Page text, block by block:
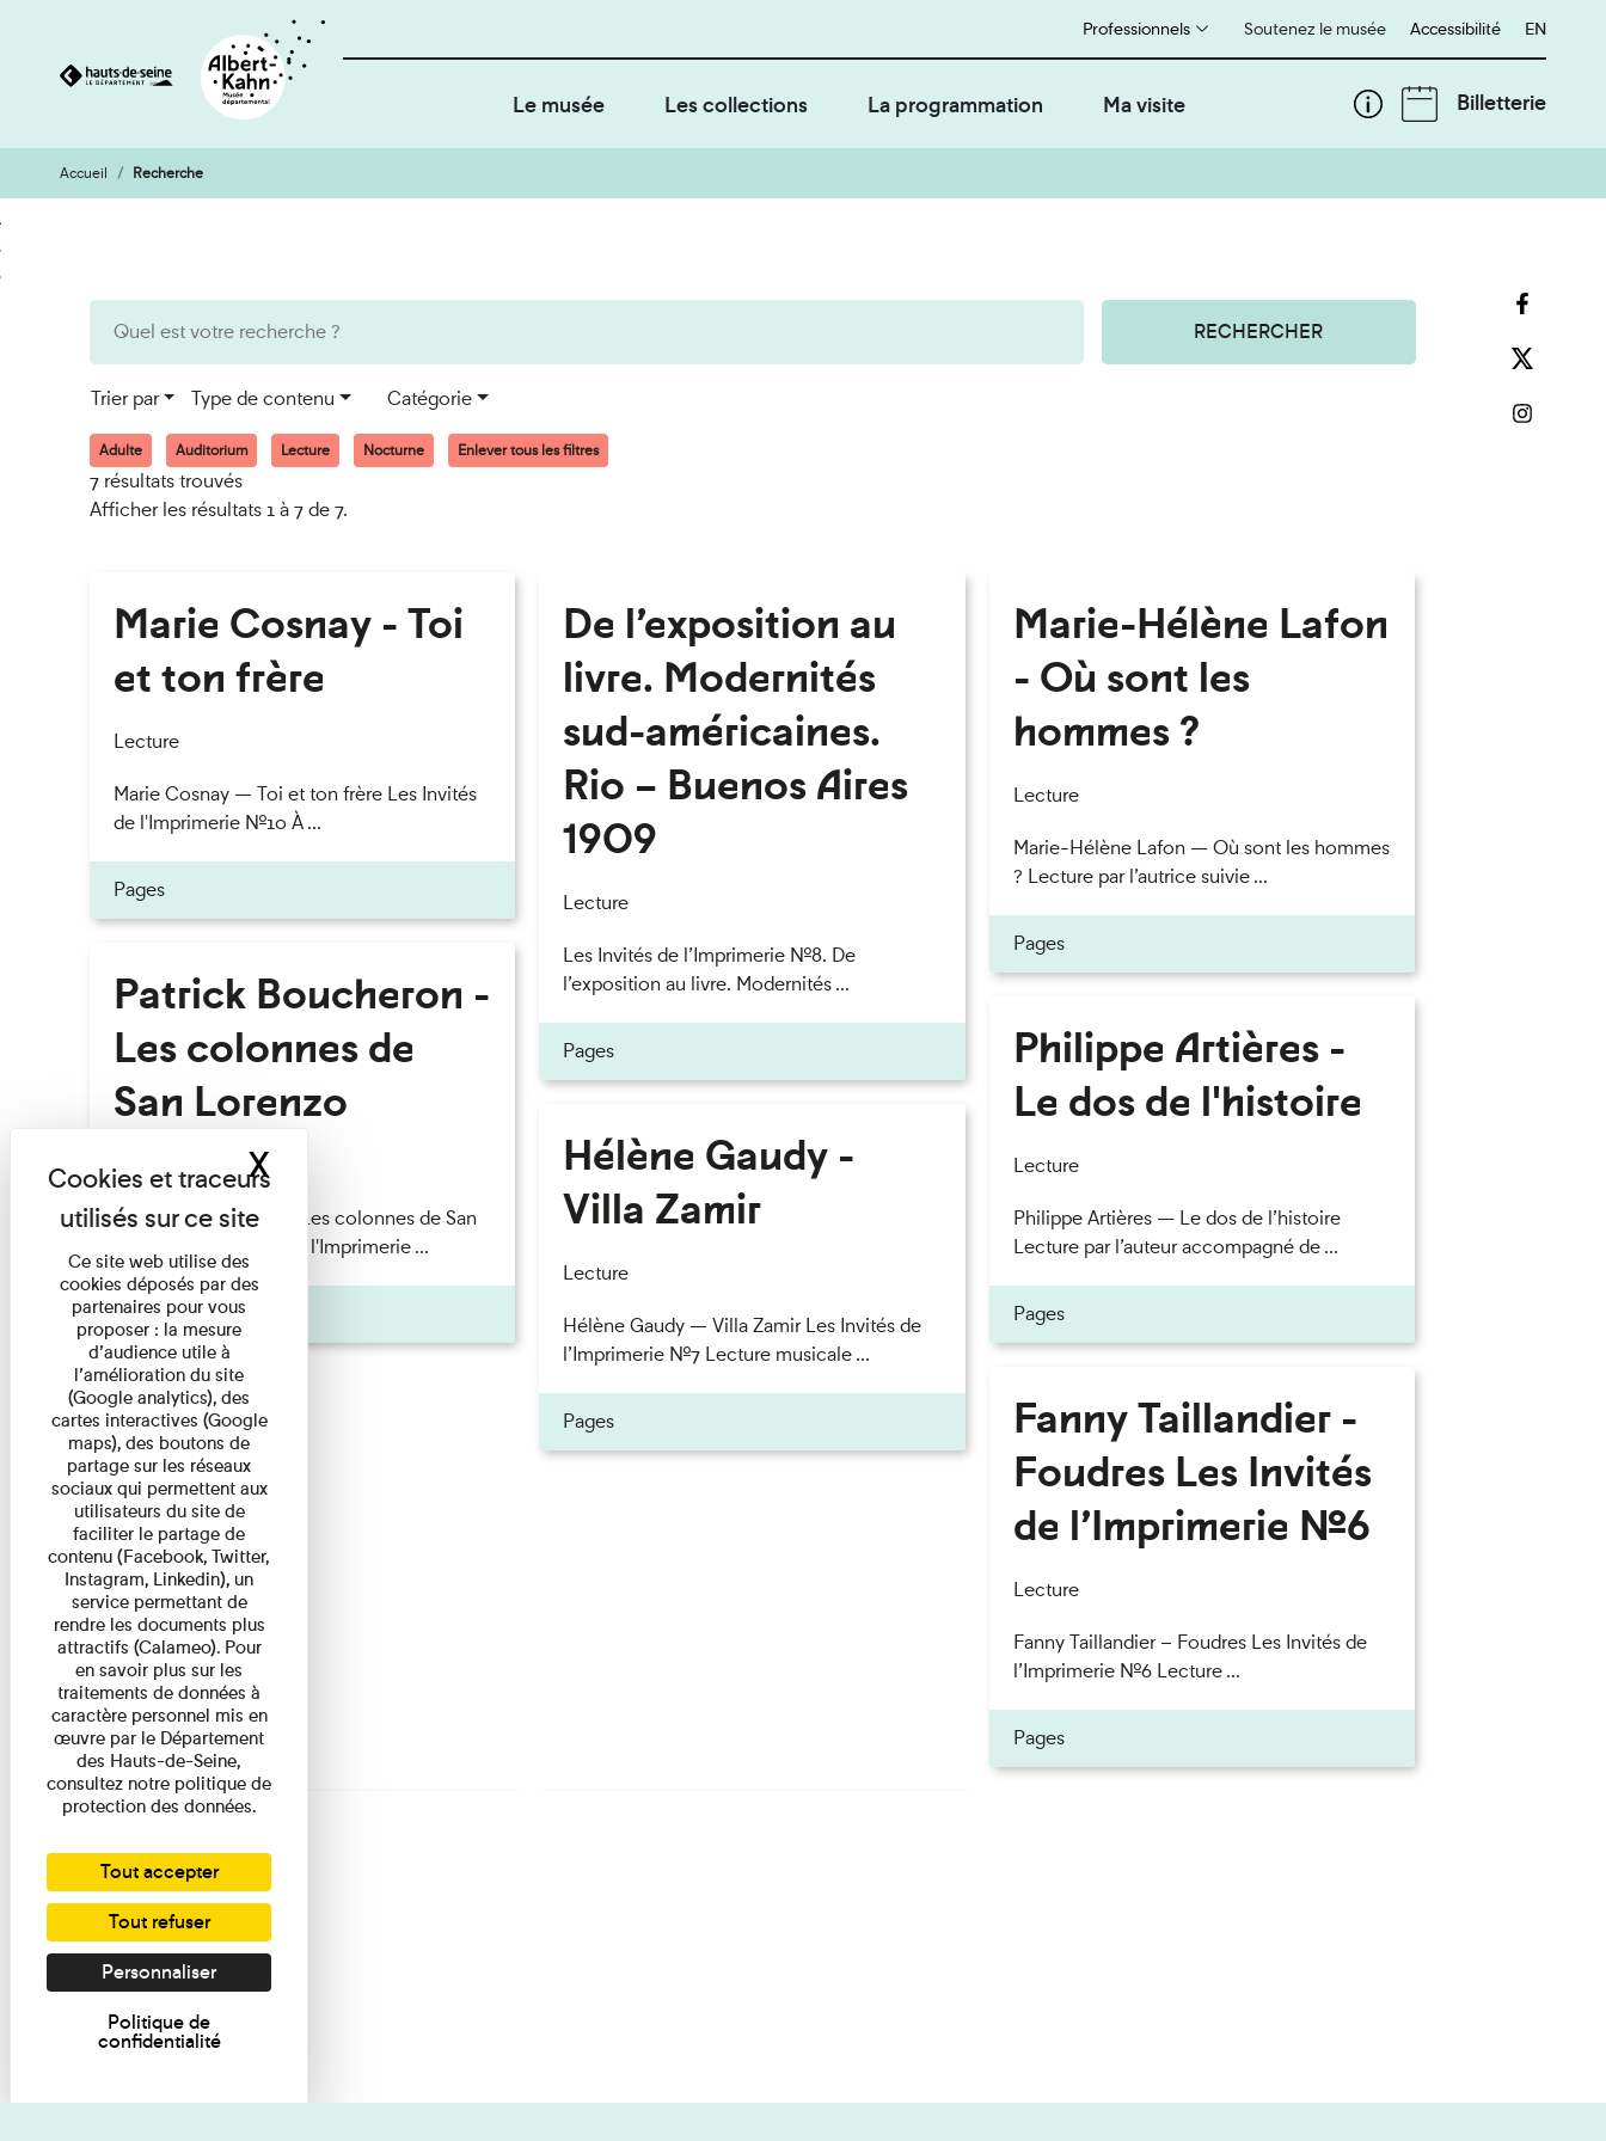
Aller
au
contenu
Aller
à
la
Soutenez le musée
Professionnels Accessibilité English
EN
Le musée Les collections La programmation Ma visite Billetterie
Accueil Recherche
RECHERCHER
Trier par Type de contenu Catégorie
Adulte Auditorium Lecture Nocturne Enlever tous les filtres
7 résultats trouvés
Afficher les résultats 1 à 7 de 7.
Marie Cosnay - Toi
et ton frère
Lecture
Marie Cosnay — Toi et ton frère Les Invités
de l'Imprimerie n°10 À ...
Pages
Patrick Boucheron -
Les colonnes de
San Lorenzo
Lecture
Patrick Boucheron — Les colonnes de San
Lorenzo Les Invités de l'Imprimerie ...
Pages
De l’exposition au
livre. Modernités
sud-américaines.
Rio – Buenos Aires
1909
Lecture
Les Invités de l’Imprimerie n°8. De
l’exposition au livre. Modernités ...
Pages
Hélène Gaudy -
Villa Zamir
Lecture
Hélène Gaudy — Villa Zamir Les Invités de
l’Imprimerie n°7 Lecture musicale ...
Pages
Marie-Hélène Lafon
- Où sont les
hommes ?
Lecture
Marie-Hélène Lafon — Où sont les hommes
? Lecture par l’autrice suivie ...
Pages
Philippe Artières -
Le dos de l'histoire
Lecture
Philippe Artières — Le dos de l’histoire
Lecture par l’auteur accompagné de ...
Pages
Fanny Taillandier -
Foudres Les Invités
de l’Imprimerie n°6
Lecture
Fanny Taillandier – Foudres Les Invités de
l’Imprimerie n°6 Lecture ...
Pages
Ce site web utilise des
cookies déposés par des
partenaires pour vous
proposer : la mesure
d’audience utile à
l’amélioration du site
(Google analytics), des
cartes interactives (Google
maps), des boutons de
partage sur les réseaux
sociaux qui permettent aux
utilisateurs du site de
faciliter le partage de
contenu (Facebook, Twitter,
Instagram, Linkedin), un
service permettant de
rendre les documents plus
attractifs (Calameo). Pour
en savoir plus sur les
traitements de données à
caractère personnel mis en
œuvre par le Département
des Hauts-de-Seine,
consultez notre politique de
protection des données.
Tout accepter
Tout refuser
Personnaliser
Politique de
confidentialité
XMasquer le bandeau des cookies